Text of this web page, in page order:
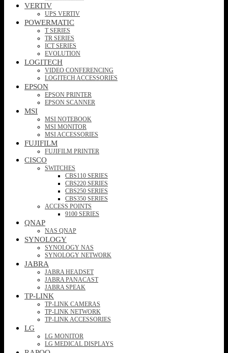
VERTIV
UPS VERTIV
POWERMATIC
T SERIES
TR SERIES
ICT SERIES
EVOLUTION
LOGITECH
VIDEO CONFERENCING
LOGITECH ACCESSORIES
EPSON
EPSON PRINTER
EPSON SCANNER
MSI
MSI NOTEBOOK
MSI MONITOR
MSI ACCESSORIES
FUJIFILM
FUJIFILM PRINTER
CISCO
SWITCHES
CBS110 SERIES
CBS220 SERIES
CBS250 SERIES
CBS350 SERIES
ACCESS POINTS
9100 SERIES
QNAP
NAS QNAP
SYNOLOGY
SYNOLOGY NAS
SYNOLOGY NETWORK
JABRA
JABRA HEADSET
JABRA PANACAST
JABRA SPEAK
TP-LINK
TP-LINK CAMERAS
TP-LINK NETWORK
TP-LINK ACCESSORIES
LG
LG MONITOR
LG MEDICAL DISPLAYS